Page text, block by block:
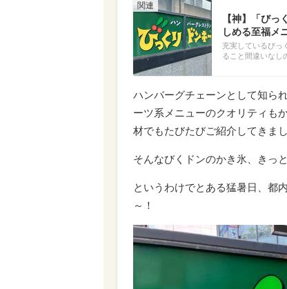
【神】「び
しめる至福メ
充実しているびっ
ること間違いなし
ハンバーグチェーンとして知ら
ーツ系メニューのクオリティも
材でもたびたびご紹介してきまし
そんなびくドンのかき氷、きっ
というわけでとある猛暑日、都
～！